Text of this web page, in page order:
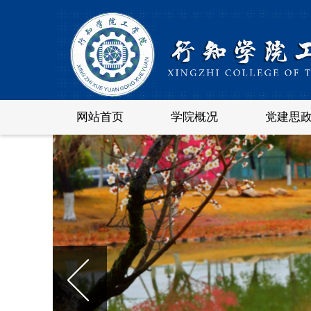
网站首页 学院概况 党建思